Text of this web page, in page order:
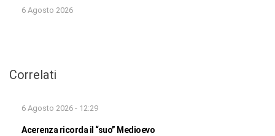
6 Agosto 2026
Correlati
6 Agosto 2026 - 12:29
Acerenza ricorda il “suo” Medioevo